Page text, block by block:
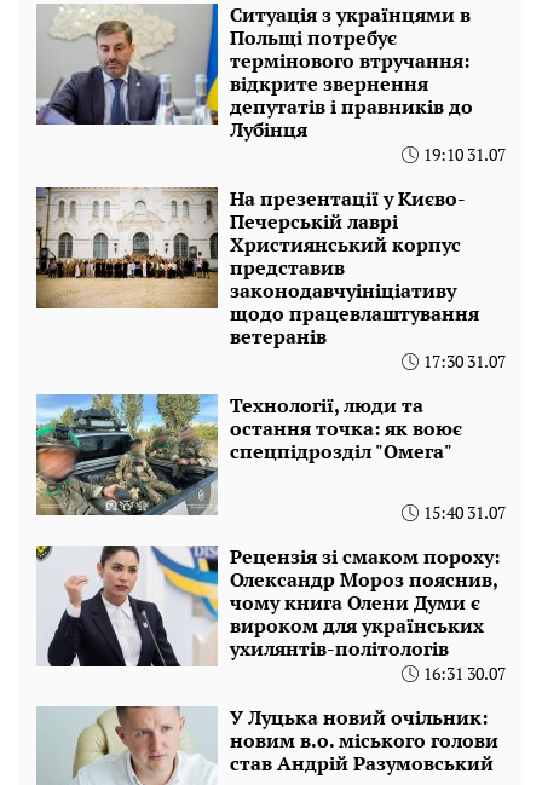
Ситуація з українцями в
Польщі потребує
термінового втручання:
відкрите звернення
депутатів і правників до
Лубінця
19:10 31.07
На презентації у Києво-
Печерській лаврі
Християнський корпус
представив
законодавчуініціативу
щодо працевлаштування
ветеранів
17:30 31.07
Технології, люди та
остання точка: як воює
спецпідрозділ "Омега"
15:40 31.07
Рецензія зі смаком пороху:
Олександр Мороз пояснив,
чому книга Олени Думи є
вироком для українських
ухилянтів-політологів
16:31 30.07
У Луцька новий очільник:
новим в.о. міського голови
став Андрій Разумовський